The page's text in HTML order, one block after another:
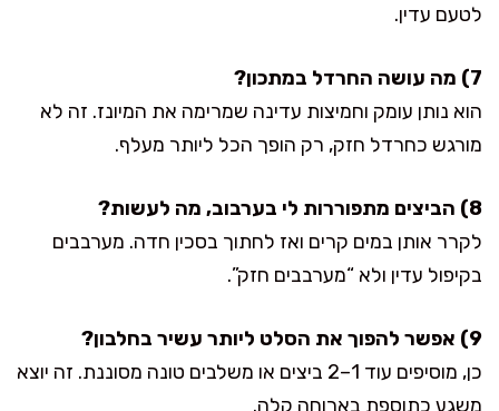
לטעם עדין.
7) מה עושה החרדל במתכון?
הוא נותן עומק וחמיצות עדינה שמרימה את המיונז. זה לא
מורגש כחרדל חזק, רק הופך הכל ליותר מעלף.
8) הביצים מתפוררות לי בערבוב, מה לעשות?
לקרר אותן במים קרים ואז לחתוך בסכין חדה. מערבבים
בקיפול עדין ולא “מערבבים חזק”.
9) אפשר להפוך את הסלט ליותר עשיר בחלבון?
כן, מוסיפים עוד 1–2 ביצים או משלבים טונה מסוננת. זה יוצא
משגע כתוספת בארוחה קלה.